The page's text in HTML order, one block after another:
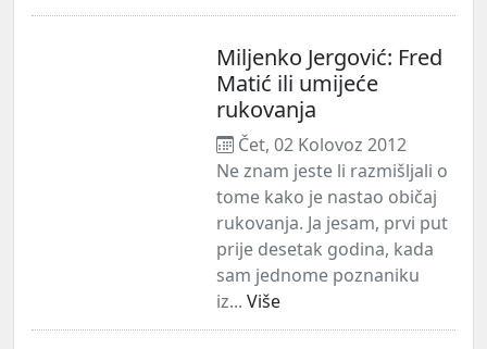
Miljenko Jergović: Fred
Matić ili umijeće
rukovanja
Čet, 02 Kolovoz 2012
Ne znam jeste li razmišljali o
tome kako je nastao običaj
rukovanja. Ja jesam, prvi put
prije desetak godina, kada
sam jednome poznaniku
iz... Više